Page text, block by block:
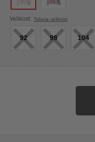
Velikost: Tabela velikosti
92
× 98
× 104
×